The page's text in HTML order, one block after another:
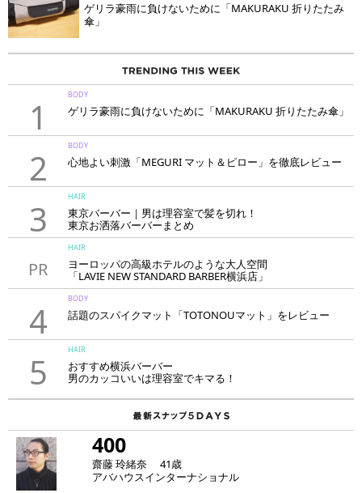
ゲリラ豪雨に負けないために「MAKURAKU 折りたたみ
傘」
1
BODY
ゲリラ豪雨に負けないために「MAKURAKU 折りたたみ傘」
2
BODY
心地よい刺激「MEGURI マット＆ピロー」を徹底レビュー
3
HAIR
東京バーバー｜男は理容室で髪を切れ！
東京お洒落バーバーまとめ
PR
HAIR
ヨーロッパの高級ホテルのような大人空間
「LAVIE NEW STANDARD BARBER横浜店」
4
BODY
話題のスパイクマット「TOTONOUマット」をレビュー
5
HAIR
おすすめ横浜バーバー
男のカッコいいは理容室でキマる！
400
齋藤 玲緒奈 41歳
アバハウスインターナショナル